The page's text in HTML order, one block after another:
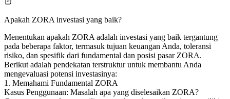
Apakah ZORA investasi yang baik?
Menentukan apakah ZORA adalah investasi yang baik tergantung
pada beberapa faktor, termasuk tujuan keuangan Anda, toleransi
risiko, dan spesifik dari fundamental dan posisi pasar ZORA.
Berikut adalah pendekatan terstruktur untuk membantu Anda
mengevaluasi potensi investasinya:
1. Memahami Fundamental ZORA
Kasus Penggunaan: Masalah apa yang diselesaikan ZORA?